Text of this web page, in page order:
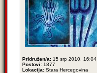
Pridružen/a: 15 srp 2010, 16:04
Postovi: 1877
Lokacija: Stara Hercegovina